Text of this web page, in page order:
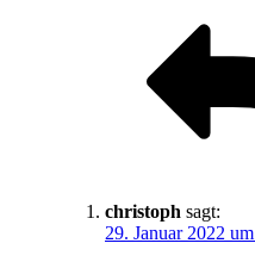
christoph sagt:
29. Januar 2022